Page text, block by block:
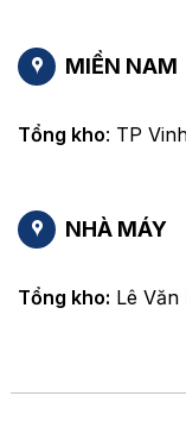
MIỀN NAM
Tổng kho: TP
NHÀ MÁY
Tổng kho: Lê Văn